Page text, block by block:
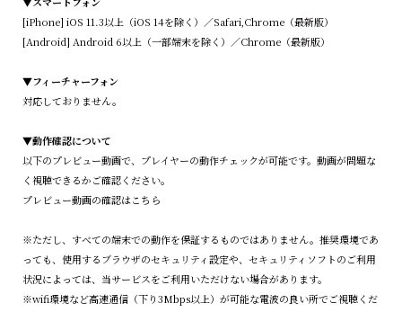
[iPhone] iOS 11.3以上（iOS 14を除く）／Safari,Chrome（最新版）
[Android] Android 6以上（一部端末を除く）／Chrome（最新版）
▼フィーチャーフォン
対応しておりません。
▼動作確認について
以下のプレビュー動画で、プレイヤーの動作チェックが可能です。動画が問題な
く視聴できるかご確認ください。
プレビュー動画の確認はこちら
※ただし、すべての端末での動作を保証するものではありません。推奨環境であ
っても、使用するブラウザのセキュリティ設定や、セキュリティソフトのご利用
状況によっては、当サービスをご利用いただけない場合があります。
※wifi環境など高速通信（下り3Mbps以上）が可能な電波の良い所でご視聴くだ